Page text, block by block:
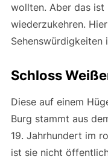
wollten. Aber das ist
wiederzukehren.
Sehenswürdigkeiten
Schloss
Diese auf einem
Burg stammt aus
19. Jahrhundert im
ist sie nicht